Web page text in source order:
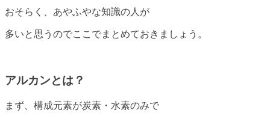
おそらく、あやふやな知識の人が
多いと思うのでここでまとめておきましょう。
アルカンとは？
まず、構成元素が炭素・水素のみで